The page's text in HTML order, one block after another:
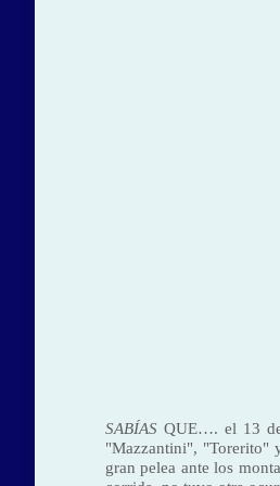
SABÍASQUE….el 13
"Mazzantini", "Torerito"
gran pelea ante los